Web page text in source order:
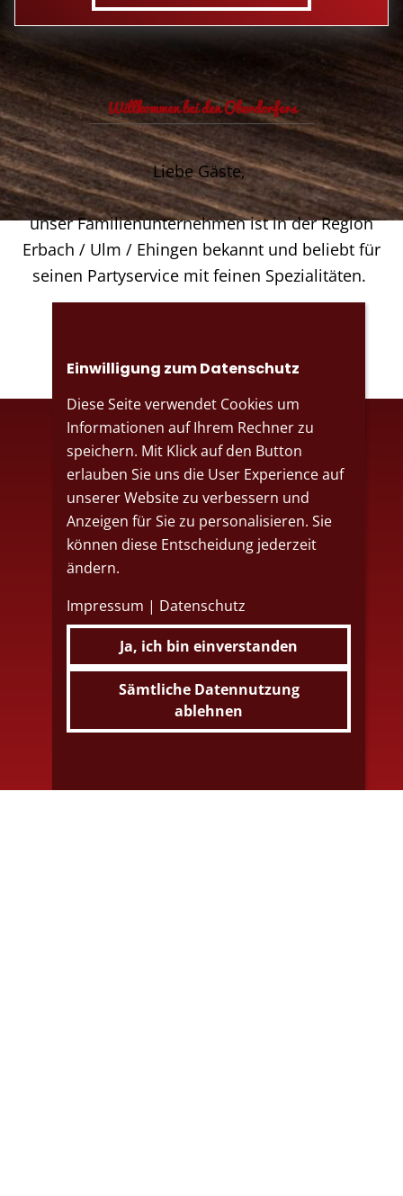
Willkommen bei den Oberdorfers
Liebe Gäste,
unser Familienunternehmen ist in der Region
Erbach / Ulm / Ehingen bekannt und beliebt für
seinen Partyservice mit feinen Spezialitäten.
Partyservice
Weihergartenweg 2
89155 Erbach-Ringingen
Sportgaststätte
Ab 30.06.2024 dauerhaft geschlossen
Einwilligung zum Datenschutz
Diese Seite verwendet Cookies um
Informationen auf Ihrem Rechner zu
speichern. Mit Klick auf den Button
erlauben Sie uns die User Experience auf
unserer Website zu verbessern und
Anzeigen für Sie zu personalisieren. Sie
können diese Entscheidung jederzeit
ändern.
Impressum | Datenschutz
Ja, ich bin einverstanden
Sämtliche Datennutzung
ablehnen